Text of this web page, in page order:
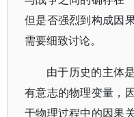
但是否强烈到构成因
需要细致讨论。
由于历史的主体
有意志的物理变量，
于物理过程中的因果